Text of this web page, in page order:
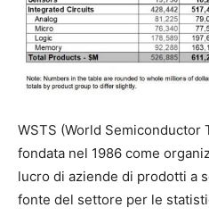
WSTS (World Semiconductor
fondata nel 1986 come
lucro di aziende di prodotti a
fonte del settore per le